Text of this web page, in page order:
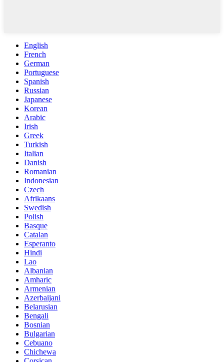
English
French
German
Portuguese
Spanish
Russian
Japanese
Korean
Arabic
Irish
Greek
Turkish
Italian
Danish
Romanian
Indonesian
Czech
Afrikaans
Swedish
Polish
Basque
Catalan
Esperanto
Hindi
Lao
Albanian
Amharic
Armenian
Azerbaijani
Belarusian
Bengali
Bosnian
Bulgarian
Cebuano
Chichewa